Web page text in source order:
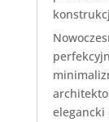
elegancki